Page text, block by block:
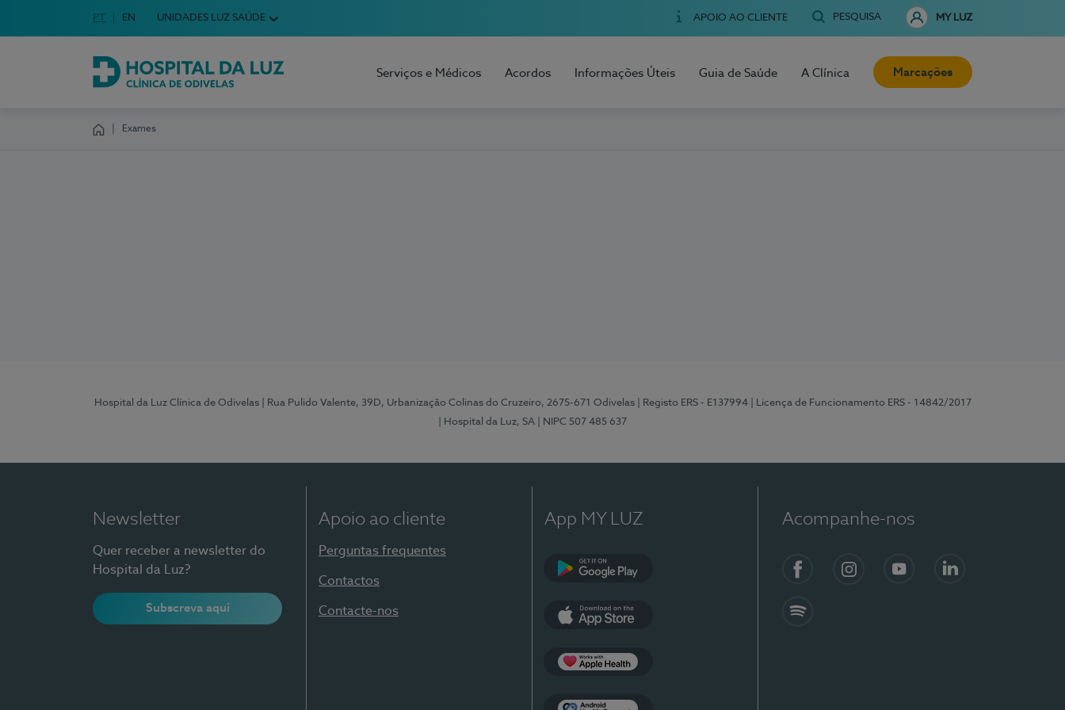
Escolha o seu idioma
Idioma em Português
PT English Language
EN UNIDADES LUZ SAÚDE APOIO AO CLIENTE PESQUISA MY LUZ
Hospital da Luz Clínica de Odivelas
Serviços e Médicos Acordos Informações Úteis Guia de Saúde A Clínica Marcações
Exames
Hospital da Luz Clínica de Odivelas | Rua Pulido Valente, 39D, Urbanização Colinas do Cruzeiro, 2675-671 Odivelas | Registo ERS - E137994
| Licença de Funcionamento ERS - 14842/2017
| Hospital da Luz, SA
| NIPC 507 485 637
Newsletter
Quer receber a newsletter do
Hospital da Luz?
Subscreva aqui
Apoio ao cliente
Perguntas frequentes
Contactos
Contacte-nos
App MY LUZ Acompanhe-nos